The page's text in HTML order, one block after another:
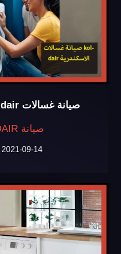
صيانة غسالات koldair الاسكندرية
صيانة KOLDAIR
2021-09-14